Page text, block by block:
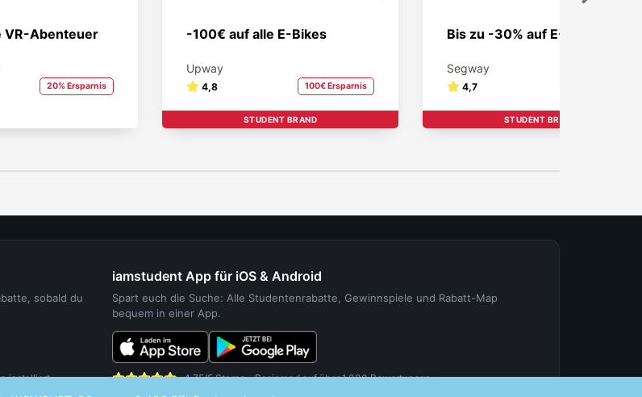
VR-Abenteuer
20% Ersparnis
-100€ auf alle E-Bikes
Upway
4,8 100€ Ersparnis
STUDENT BRAND
Bis zu -30% auf E-Scooter
Segway
4,7
STUDENT BRAND
sobald du
installiert.
iamstudent App für iOS & Android
Spart euch die Suche: Alle Studentenrabatte, Gewinnspiele und Rabatt-Map
bequem in einer App.
4,75/5 Sterne - Basierend auf über 1.000 Bewertungen.